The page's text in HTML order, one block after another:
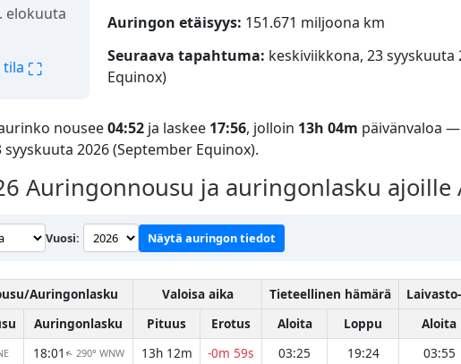
elokuuta
tila ⛶
Auringon etäisyys: 151.671 miljoona km
Seuraava tapahtuma: keskiviikkona, 23 syyskuuta
Equinox)
nousee04:52 ja laskee 17:56, jolloin 13h 04m päivänvaloa
2026 (September Equinox).
Auringonnousu ja auringonlasku ajoille
Vuosi: Näytä auringon tiedot
Auringonlasku Valoisa aika Tieteellinen hämärä
Auringonlasku Pituus Erotus Aloita Loppu Aloita
18:01 ↑ 290° WNW 13h 12m -0m 59s 03:25 19:24 03:55